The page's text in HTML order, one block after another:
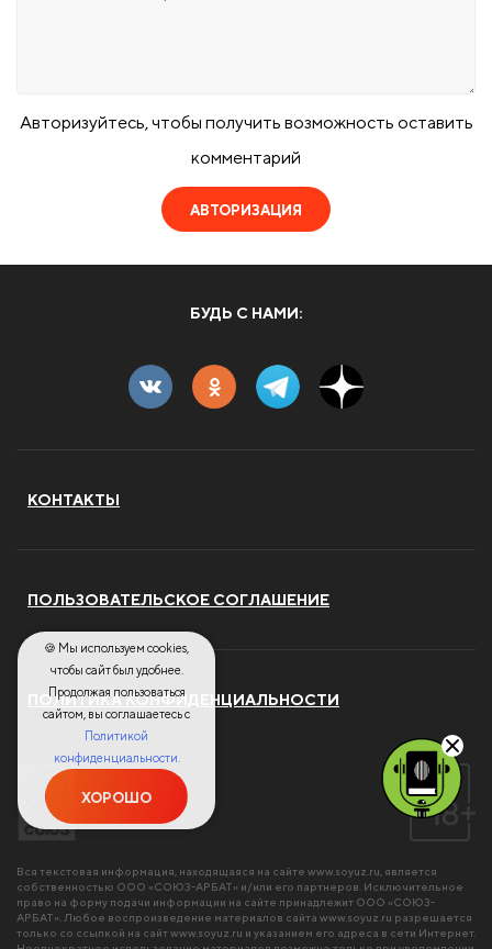
Авторизуйтесь, чтобы получить возможность оставить
комментарий
АВТОРИЗАЦИЯ
БУДЬ С НАМИ:
КОНТАКТЫ
ПОЛЬЗОВАТЕЛЬСКОЕ СОГЛАШЕНИЕ
ПОЛИТИКА КОНФИДЕНЦИАЛЬНОСТИ
Вся текстовая информация, находящаяся на сайте www.soyuz.ru, является
собственностью ООО «СОЮЗ-АРБАТ» и/или его партнеров. Исключительное
право на форму подачи информации на сайте принадлежит ООО «СОЮЗ-
АРБАТ». Любое воспроизведение материалов сайта www.soyuz.ru разрешается
только со ссылкой на сайтwww.soyuz.ru и указанием его адреса в сети Интернет.
🍪 Мы используем cookies,
чтобы сайт был удобнее.
Продолжая пользоваться
сайтом, вы соглашаетесь с
Политикой
конфиденциальности.
ХОРОШО